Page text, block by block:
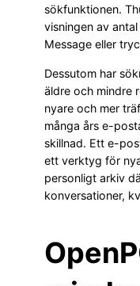
sökfunktionen.
visningen av
Message eller
Dessutom har
äldre och mindre
nyare och mer
många års e-
skillnad. Ett e-
ett verktyg för
personligt arkiv
konversationer,